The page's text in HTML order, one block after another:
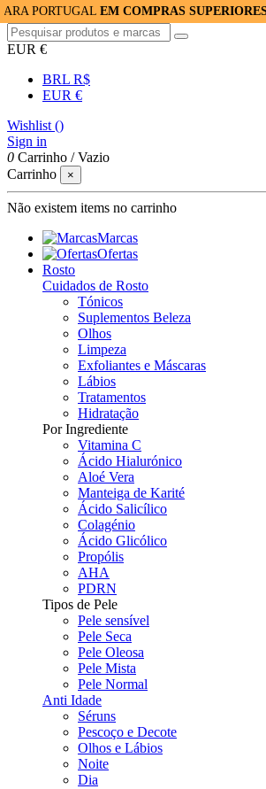
EM COMPRAS SUPERIORES A 40€|
EUR €
BRL R$
EUR €
Wishlist ()
Sign in
0 Carrinho /Vazio
Carrinho
×
Não existem items no carrinho
Marcas
Ofertas
Rosto
Cuidados de Rosto
Tónicos
Suplementos Beleza
Olhos
Limpeza
Exfoliantes e Máscaras
Lábios
Tratamentos
Hidratação
Por Ingrediente
Vitamina C
Ácido Hialurónico
Aloé Vera
Manteiga de Karité
Ácido Salicílico
Colagénio
Ácido Glicólico
Propólis
AHA
PDRN
Tipos de Pele
Pele sensível
Pele Seca
Pele Oleosa
Pele Mista
Pele Normal
Anti Idade
Séruns
Pescoço e Decote
Olhos e Lábios
Noite
Dia